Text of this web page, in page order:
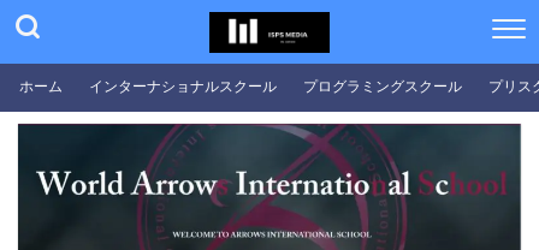
ホーム インターナショナルスクール プログラミングスクール プリス